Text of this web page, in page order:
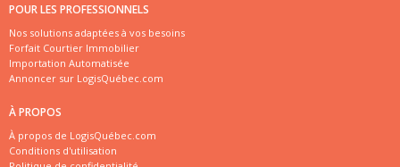
POUR LES PROFESSIONNELS
Nos solutions adaptées à vos besoins
Forfait Courtier Immobilier
Importation Automatisée
Annoncer sur LogisQuébec.com
À PROPOS
À propos de LogisQuébec.com
Conditions d'utilisation